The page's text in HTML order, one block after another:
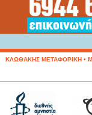
ΚΛΩΘΑΚΗΣ ΜΕΤΑΦΟΡΙΚΗ •